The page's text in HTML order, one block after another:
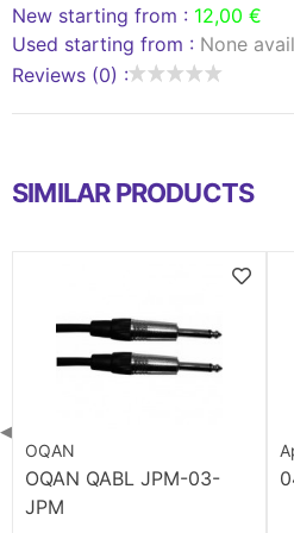
New starting from : 12,00 €
Used starting from : None
Reviews (0) :
SIMILAR PRODUCTS
OQAN
OQAN QABL JPM-03-
JPM
◀